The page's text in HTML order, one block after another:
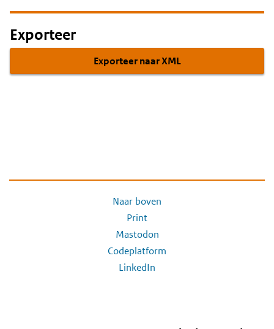
Exporteer
Exporteer naar XML
Naar boven
Print
Mastodon
Codeplatform
LinkedIn